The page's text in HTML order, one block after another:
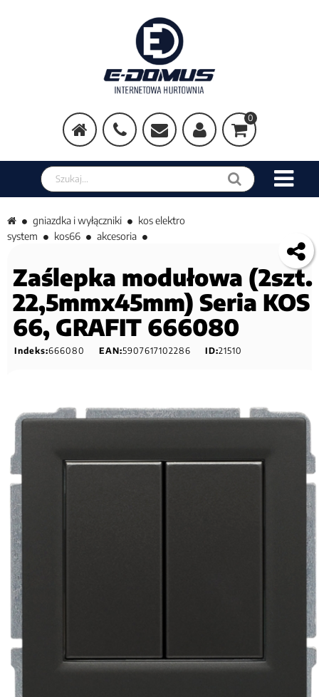
0
Szukaj w sklepie
gniazdka i wyłączniki
kos elektro
system
kos66 akcesoria
Zaślepka modułowa (2szt.
22,5mmx45mm) Seria KOS
66, GRAFIT 666080
Indeks:666080 EAN:5907617102286 ID:21510